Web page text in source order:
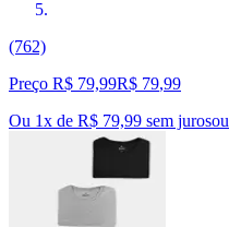
(762)
Preço R$ 79,99R$ 79,99
Ou 1x de R$ 79,99 sem jurosou